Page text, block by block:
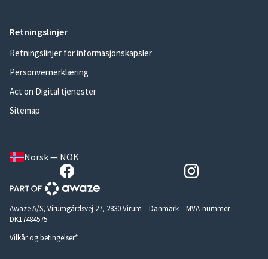
Retningslinjer
Retningslinjer for informasjonskapsler
Personvernerklæring
Act on Digital tjenester
Sitemap
Norsk — NOK
Awaze A/S, Virumgårdsvej 27, 2830 Virum – Danmark – MVA-nummer
DK17484575
Vilkår og betingelser*